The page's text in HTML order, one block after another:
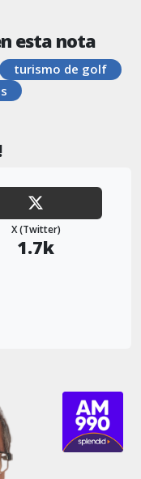
esta nota
turismo de golf
X (Twitter)
1.7k